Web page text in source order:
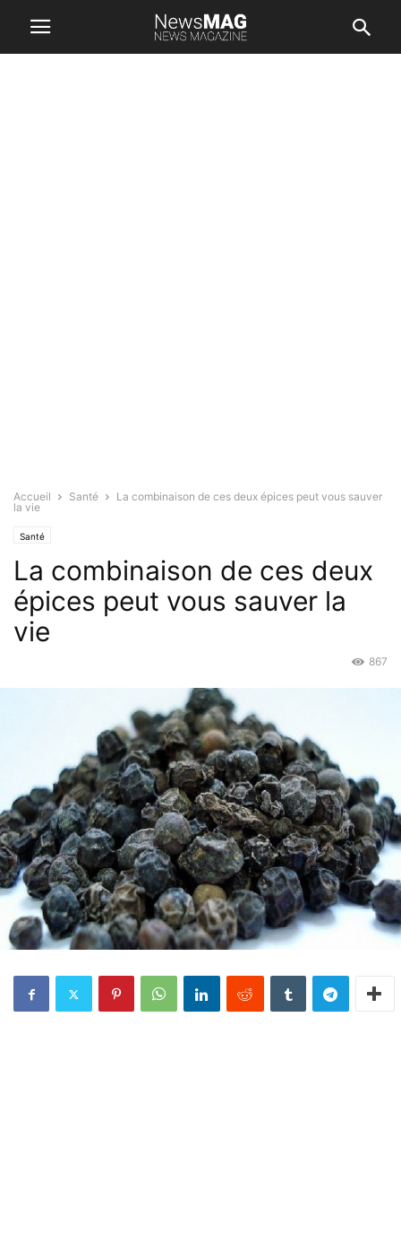
Accueil Santé
La combinaison de ces deux épices peut vous sauver
la vie
Santé
La combinaison de ces deux
épices peut vous sauver la
vie
867